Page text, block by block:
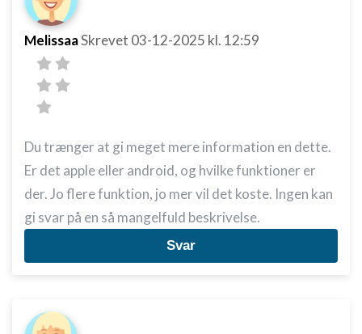
MelissaaSkrevet 03-12-2025 kl. 12:59
Du trænger at gi meget mere information en dette.
Er det apple eller android, og hvilke funktioner er
der. Jo flere funktion, jo mer vil det koste. Ingen kan
gi svar på en så mangelfuld beskrivelse.
Svar